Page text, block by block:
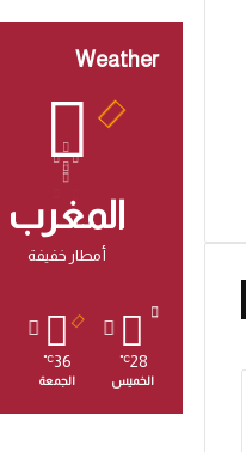
Weather
المغرب
أمطار خفيفة
28
℃
الخميس
36
℃
الجمعة